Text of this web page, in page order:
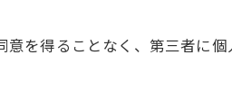
を得ることなく、第三者に